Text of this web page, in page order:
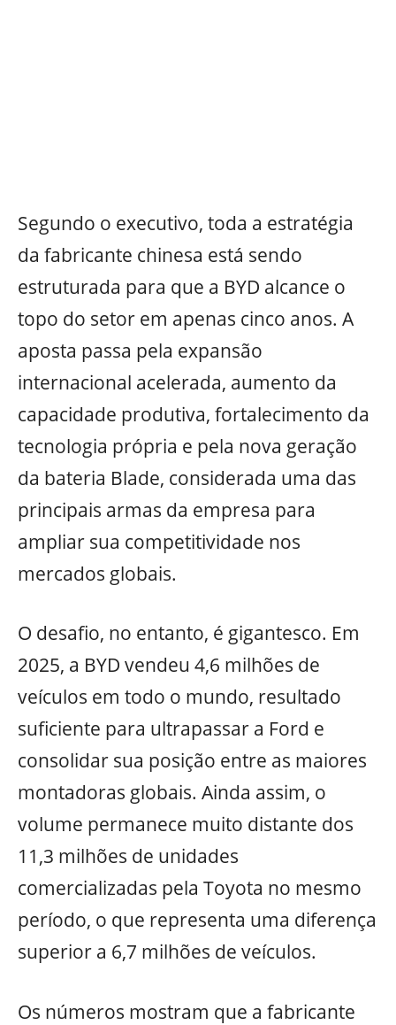
Segundo o executivo, toda a estratégia
da fabricante chinesa está sendo
estruturada para que a BYD alcance o
topo do setor em apenas cinco anos. A
aposta passa pela expansão
internacional acelerada, aumento da
capacidade produtiva, fortalecimento da
tecnologia própria e pela nova geração
da bateria Blade, considerada uma das
principais armas da empresa para
ampliar sua competitividade nos
mercados globais.
O desafio, no entanto, é gigantesco. Em
2025, a BYD vendeu 4,6 milhões de
veículos em todo o mundo, resultado
suficiente para ultrapassar a Ford e
consolidar sua posição entre as maiores
montadoras globais. Ainda assim, o
volume permanece muito distante dos
11,3 milhões de unidades
comercializadas pela Toyota no mesmo
período, o que representa uma diferença
superior a 6,7 milhões de veículos.
Os números mostram que a fabricante